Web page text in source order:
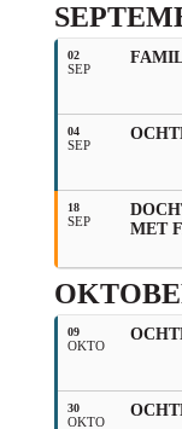
02
SEP
04
SEP
18
SEP
MET
09
OKTO
30
OKTO